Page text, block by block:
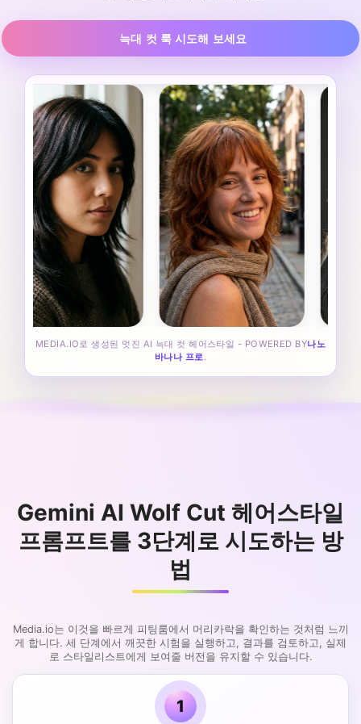
늑대 컷 룩 시도해 보세요
MEDIA.IO로 생성된 멋진 AI 늑대 컷 헤어스타일 - POWERED BY나노
바나나 프로.
Gemini AI Wolf Cut 헤어스타일
프롬프트를 3단계로 시도하는 방
법
Media.io는 이것을 빠르게 피팅룸에서 머리카락을 확인하는 것처럼 느끼
게 합니다. 세 단계에서 깨끗한 시험을 실행하고, 결과를 검토하고, 실제
로 스타일리스트에게 보여줄 버전을 유지할 수 있습니다.
1